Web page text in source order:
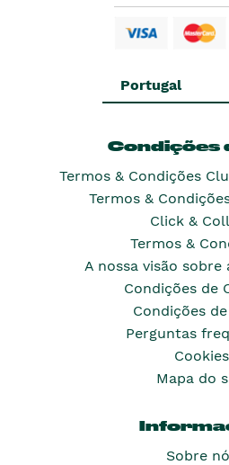
Portugal
Condições
Termos & Condições
Termos &
Click &
Termos &
A nossa visão sobre
Condições de
Condições
Perguntas
Cookies
Mapa do
Sobre